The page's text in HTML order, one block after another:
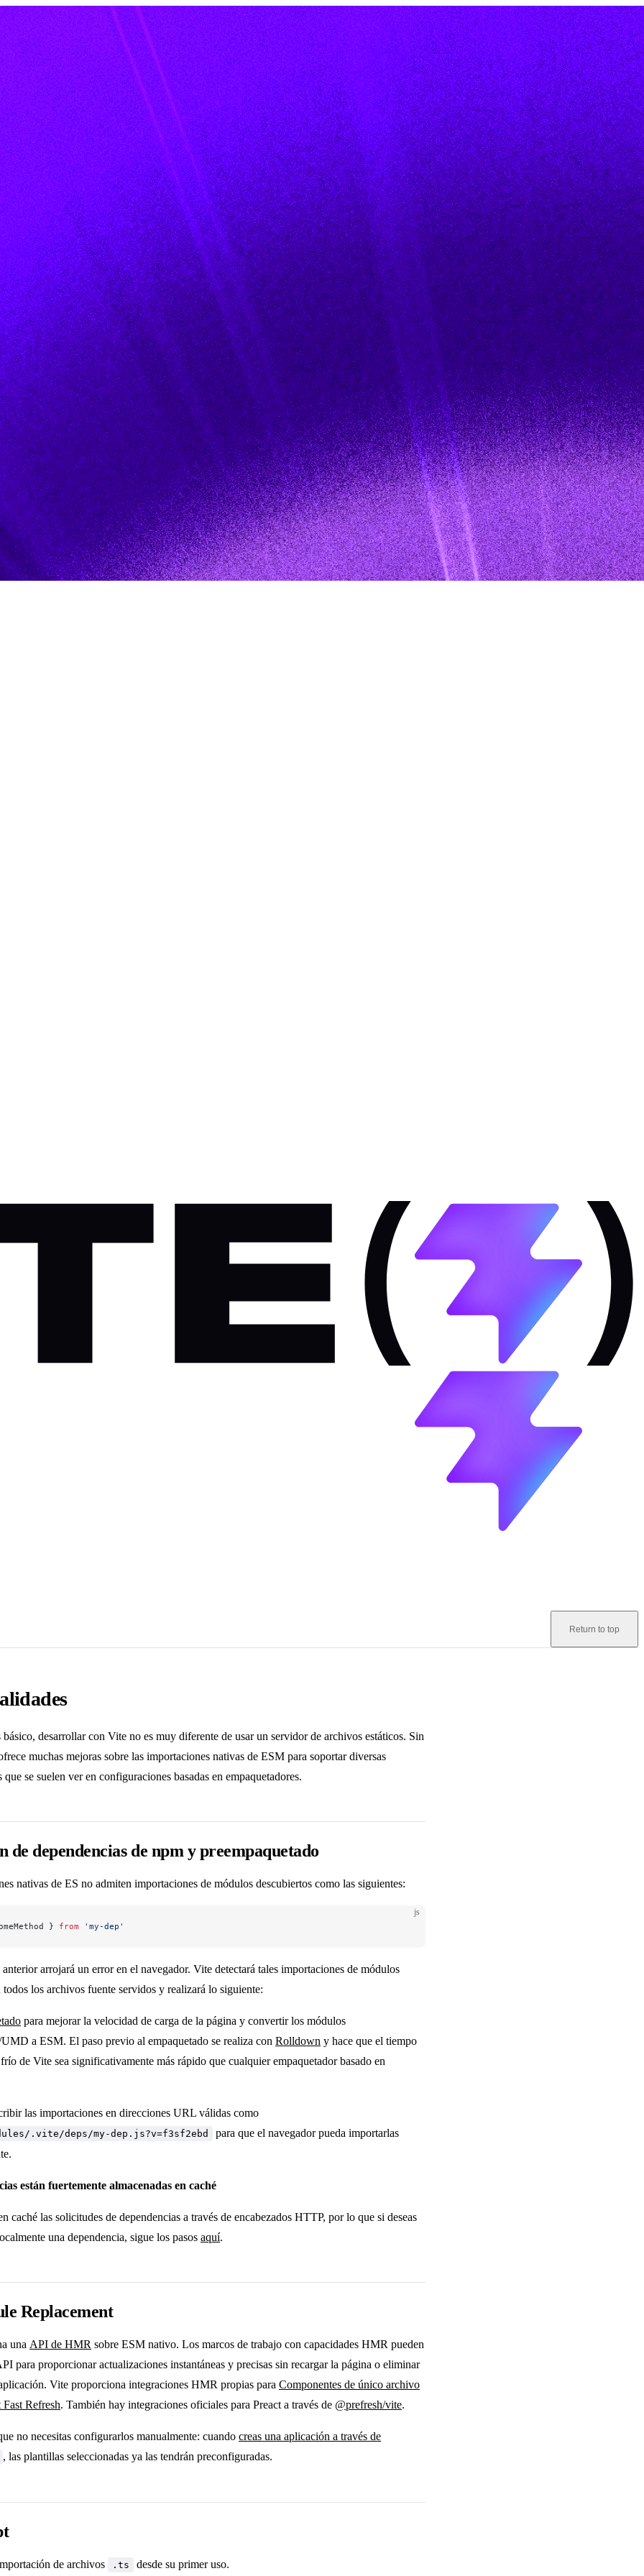
Return to top
desarrollar con Vite no es muy diferente de usar un servidor de archivos estáticos. Sin
muchas mejoras sobre las importaciones nativas de ESM para soportar diversas
se suelen ver en configuraciones basadas en empaquetadores.
de dependencias de npm y preempaquetado
nativas de ES no admiten importaciones de módulos descubiertos como las siguientes:
js
} from 'my-dep'
arrojará un error en el navegador. Vite detectará tales importaciones de módulos
todos los archivos fuente servidos y realizará lo siguiente:
para mejorar la velocidad de carga de la página y convertir los módulos
a ESM. El paso previo al empaquetado se realiza con Rolldown y hace que el tiempo
de Vite sea significativamente más rápido que cualquier empaquetador basado en
las importaciones en direcciones URL válidas como
.vite/deps/my-dep.js?v=f3sf2ebd
para que el navegador pueda importarlas
están fuertemente almacenadas en caché
caché las solicitudes de dependencias a través de encabezados HTTP, por lo que si deseas
una dependencia, sigue los pasos aquí.
Replacement
una API de HMR sobre ESM nativo. Los marcos de trabajo con capacidades HMR pueden
para proporcionar actualizaciones instantáneas y precisas sin recargar la página o eliminar
Vite proporciona integraciones HMR propias para Componentes de único archivo
Fast Refresh. También hay integraciones oficiales para Preact a través de @prefresh/vite.
no necesitas configurarlos manualmente: cuando creas una aplicación a través de
, las plantillas seleccionadas ya las tendrán preconfiguradas.
de archivos .ts desde su primer uso.